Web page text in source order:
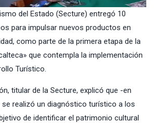
del Estado (Secture) entregó 10
para impulsar nuevos productos en
como parte de la primera etapa de la
que contempla la implementación
Turístico.
titular de la Secture, explicó que -en
realizó un diagnóstico turístico a los
de identificar el patrimonio cultural